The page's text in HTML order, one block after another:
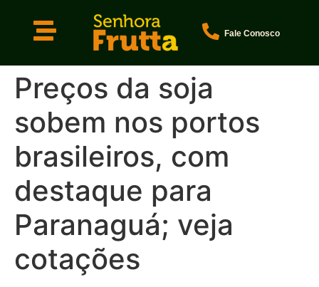
Fale Conosco
Preços da soja
sobem nos portos
brasileiros, com
destaque para
Paranaguá; veja
cotações